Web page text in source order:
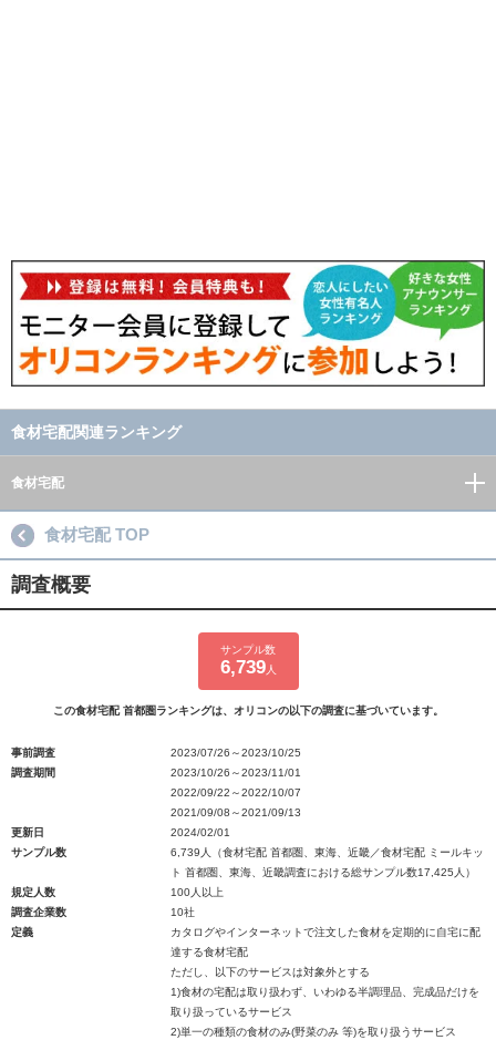
食材宅配関連ランキング
食材宅配
食材宅配 TOP
調査概要
サンプル数
6,739人
この食材宅配 首都圏ランキングは、オリコンの以下の調査に基づいています。
事前調査
2023/07/26～2023/10/25
調査期間
2023/10/26～2023/11/01
2022/09/22～2022/10/07
2021/09/08～2021/09/13
更新日
2024/02/01
サンプル数
6,739人（食材宅配 首都圏、東海、近畿／食材宅配 ミールキッ
ト 首都圏、東海、近畿調査における総サンプル数17,425人）
規定人数
100人以上
調査企業数
10社
定義
カタログやインターネットで注文した食材を定期的に自宅に配
達する食材宅配
ただし、以下のサービスは対象外とする
1)食材の宅配は取り扱わず、いわゆる半調理品、完成品だけを
取り扱っているサービス
2)単一の種類の食材のみ(野菜のみ 等)を取り扱うサービス